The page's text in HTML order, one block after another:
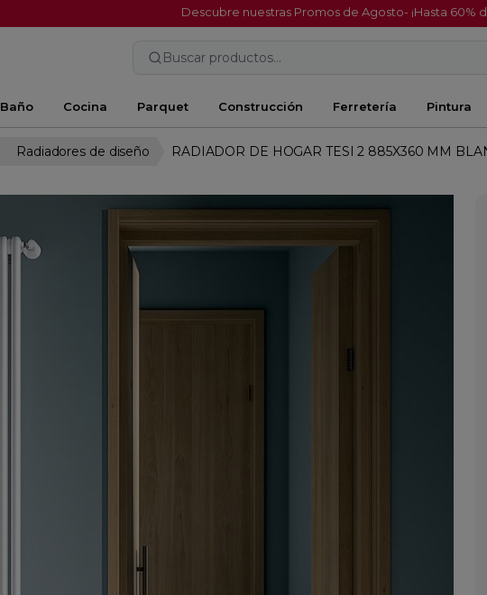
Descubre nuestras Promos de Agosto- ¡Hasta 60%
Buscar productos...
Baño Cocina Parquet Construcción Ferretería Pintura
Radiadores de diseño RADIADOR DE HOGAR TESI 2 885X360 MM